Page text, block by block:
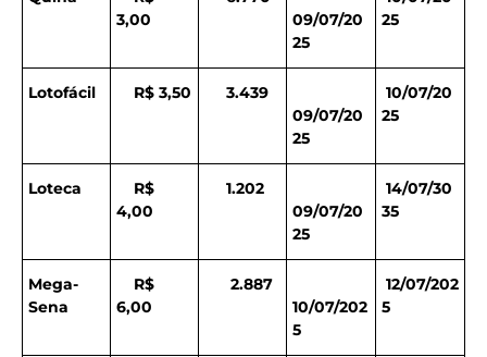
3,00
09/07/20
25
25
Lotofácil R$ 3,50
3.439
09/07/20
25
10/07/20
25
Loteca
R$
4,00
1.202
09/07/20
25
14/07/30
35
Mega-
Sena
R$
6,00
2.887
10/07/202
5
12/07/202
5